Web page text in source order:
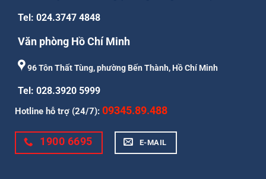
Tel: 024.3747 4848
Văn phòng Hồ Chí Minh
96 Tôn Thất Tùng, phường Bến Thành, Hồ Chí Minh
Tel: 028.3920 5999
Hotline hỗ trợ (24/7): 09345.89.488
1900 6695 E-MAIL